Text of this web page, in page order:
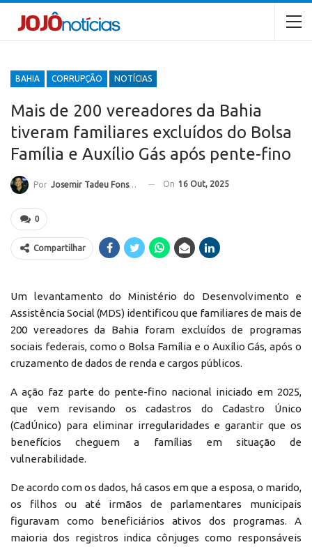
BAHIA CORRUPÇÃO NOTÍCIAS
Mais de 200 vereadores da Bahia
tiveram familiares excluídos do Bolsa
Família e Auxílio Gás após pente-fino
Por Josemir Tadeu Fonseca On 16 Out, 2025
0
Compartilhar
Um levantamento do Ministério do Desenvolvimento e
Assistência Social (MDS) identificou que familiares de mais de
200 vereadores da Bahia foram excluídos de programas
sociais federais, como o Bolsa Família e o Auxílio Gás, após o
cruzamento de dados de renda e cargos públicos.
A ação faz parte do pente-fino nacional iniciado em 2025,
que vem revisando os cadastros do Cadastro Único
(CadÚnico) para eliminar irregularidades e garantir que os
benefícios cheguem a famílias em situação de
vulnerabilidade.
De acordo com os dados, há casos em que a esposa, o marido,
os filhos ou até irmãos de parlamentares municipais
figuravam como beneficiários ativos dos programas. A
maioria dos registros indica cônjuges como responsáveis